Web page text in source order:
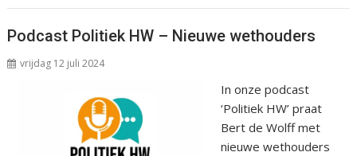
Podcast Politiek HW – Nieuwe wethouders
vrijdag 12 juli 2024
In onze podcast
‘Politiek HW’ praat
Bert de Wolff met
nieuwe wethouders